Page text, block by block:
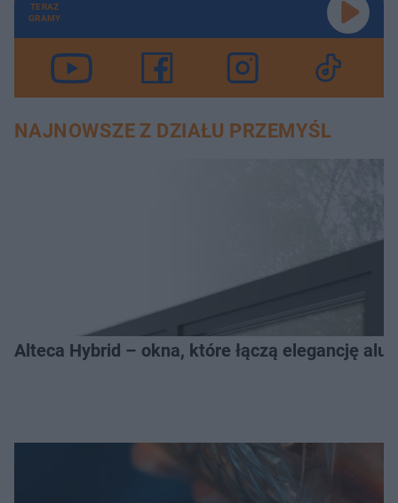
TERAZ
GRAMY
NAJNOWSZE Z DZIAŁU PRZEMYŚL
Alteca Hybrid – okna, które łączą elegancję